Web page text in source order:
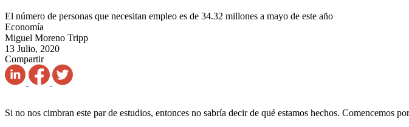
El número de personas que necesitan empleo es de 34.32 millones a mayo de este año
Economía
Miguel Moreno Tripp
13 Julio, 2020
Compartir
Si no nos cimbran este par de estudios, entonces no sabría decir de qué estamos hechos. Comencemos